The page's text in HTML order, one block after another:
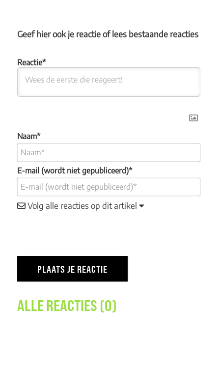
Geef hier ook je reactie of lees bestaande reacties
Naam*
E-mail (wordt niet gepubliceerd)*
Volg alle reacties op dit artikel
ALLE REACTIES (0)